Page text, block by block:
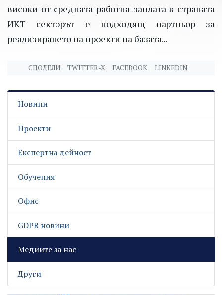
високи от средната работна заплата в страната
ИКТ секторът е подходящ партньор за
реализирането на проекти на базата...
СПОДЕЛИ: TWITTER-X FACEBOOK LINKEDIN
Новини
Проекти
Експертна дейност
Обучения
Офис
GDPR новини
Медиите за нас
Други